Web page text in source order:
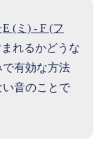
E (ミ) - F (フ
れるかどうな
で有効な方法
音のことで